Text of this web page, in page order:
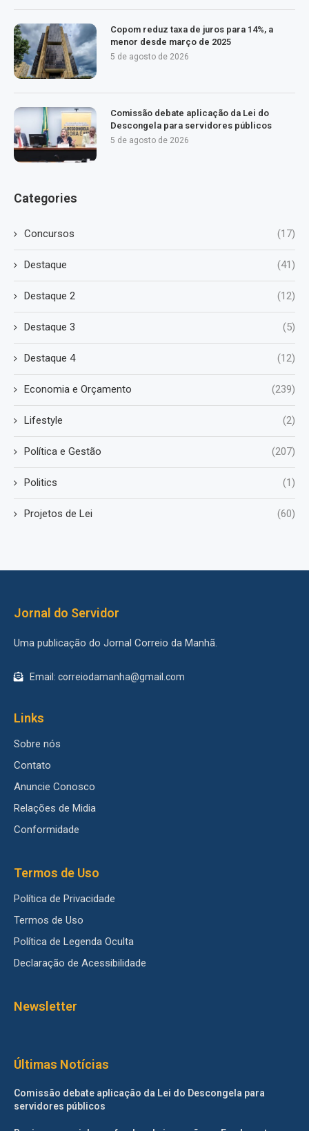
Copom reduz taxa de juros para 14%, a
menor desde março de 2025
5 de agosto de 2026
Comissão debate aplicação da Lei do
Descongela para servidores públicos
5 de agosto de 2026
Categories
Concursos (17)
Destaque (41)
Destaque 2 (12)
Destaque 3 (5)
Destaque 4 (12)
Economia e Orçamento (239)
Lifestyle (2)
Política e Gestão (207)
Politics (1)
Projetos de Lei (60)
Jornal do Servidor
Uma publicação do Jornal Correio da Manhã.
Email: correiodamanha@gmail.com
Links
Sobre nós
Contato
Anuncie Conosco
Relações de Midia
Conformidade
Termos de Uso
Política de Privacidade
Termos de Uso
Política de Legenda Oculta
Declaração de Acessibilidade
Newsletter
Últimas Notícias
Comissão debate aplicação da Lei do Descongela para
servidores públicos